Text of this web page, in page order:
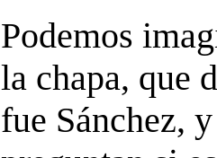
Podemos
la chapa, que
fue Sánchez,